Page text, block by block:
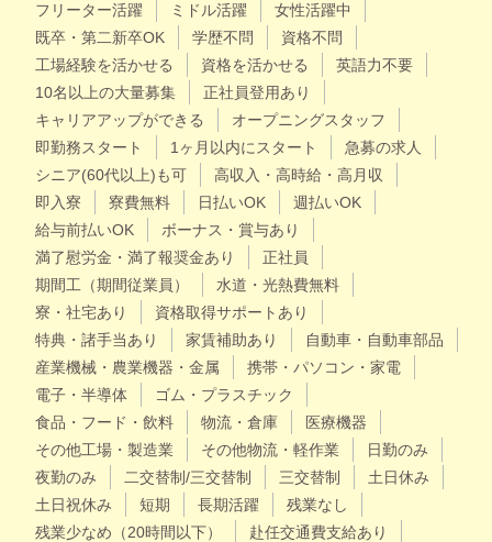
フリーター活躍
ミドル活躍
女性活躍中
既卒・第二新卒OK
学歴不問
資格不問
工場経験を活かせる
資格を活かせる
英語力不要
10名以上の大量募集
正社員登用あり
キャリアアップができる
オープニングスタッフ
即勤務スタート
1ヶ月以内にスタート
急募の求人
シニア(60代以上)も可
高収入・高時給・高月収
即入寮
寮費無料 日払いOK
週払いOK
給与前払いOK
ボーナス・賞与あり
満了慰労金・満了報奨金あり
正社員
期間工（期間従業員）
水道・光熱費無料
寮・社宅あり
資格取得サポートあり
特典・諸手当あり
家賃補助あり
自動車・自動車部品
産業機械・農業機器・金属
携帯・パソコン・家電
電子・半導体
ゴム・プラスチック
食品・フード・飲料
物流・倉庫
医療機器
その他工場・製造業
その他物流・軽作業
日勤のみ
夜勤のみ
二交替制/三交替制 三交替制
土日休み
土日祝休み
短期 長期活躍
残業なし
残業少なめ（20時間以下）
赴任交通費支給あり